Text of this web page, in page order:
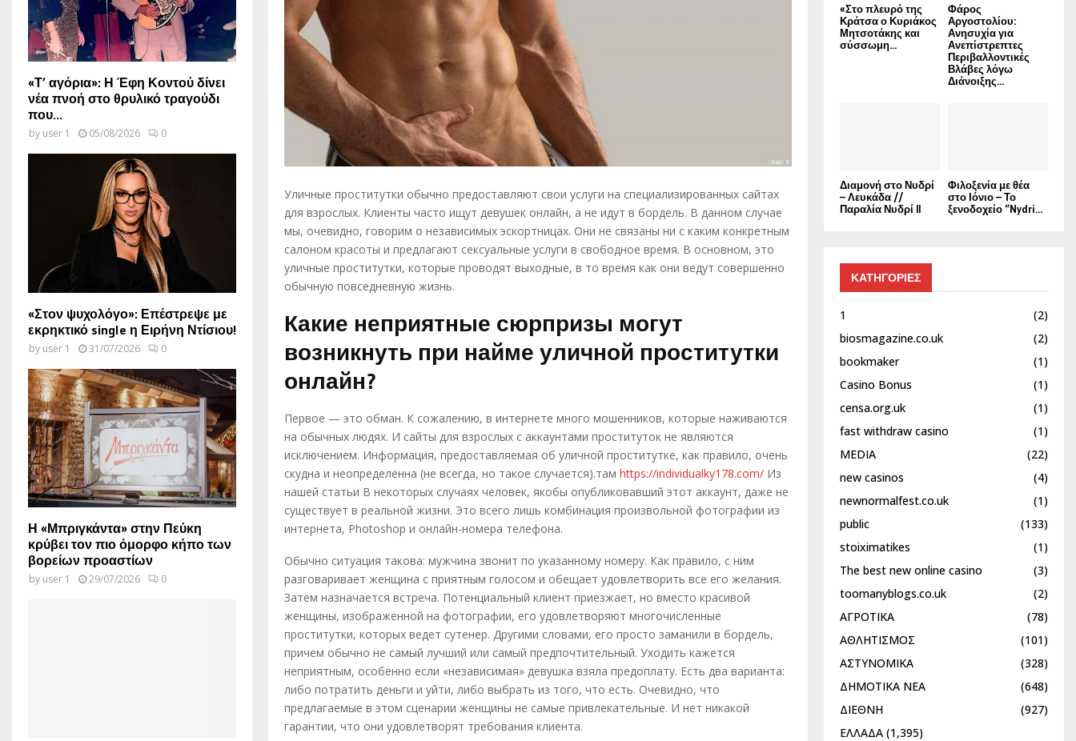
Уличные проститутки обычно предоставляют свои услуги на специализированных сайтах
для взрослых. Клиенты часто ищут девушек онлайн, а не идут в бордель. В данном случае
мы, очевидно, говорим о независимых эскортницах. Они не связаны ни с каким конкретным
салоном красоты и предлагают сексуальные услуги в свободное время. В основном, это
уличные проститутки, которые проводят выходные, в то время как они ведут совершенно
обычную повседневную жизнь.
Какие неприятные сюрпризы могут
возникнуть при найме уличной проститутки
онлайн?
Первое — это обман. К сожалению, в интернете много мошенников, которые наживаются
на обычных людях. И сайты для взрослых с аккаунтами проституток не являются
исключением. Информация, предоставляемая об уличной проститутке, как правило, очень
скудна и неопределенна (не всегда, но такое случается).там https://individualky178.com/ Из
нашей статьи В некоторых случаях человек, якобы опубликовавший этот аккаунт, даже не
существует в реальной жизни. Это всего лишь комбинация произвольной фотографии из
интернета, Photoshop и онлайн-номера телефона.
Обычно ситуация такова: мужчина звонит по указанному номеру. Как правило, с ним
разговаривает женщина с приятным голосом и обещает удовлетворить все его желания.
Затем назначается встреча. Потенциальный клиент приезжает, но вместо красивой
женщины, изображенной на фотографии, его удовлетворяют многочисленные
проститутки, которых ведет сутенер. Другими словами, его просто заманили в бордель,
причем обычно не самый лучший или самый предпочтительный. Уходить кажется
неприятным, особенно если «независимая» девушка взяла предоплату. Есть два варианта:
либо потратить деньги и уйти, либо выбрать из того, что есть. Очевидно, что
предлагаемые в этом сценарии женщины не самые привлекательные. И нет никакой
гарантии, что они удовлетворят требования клиента.
«Τ’ αγόρια»: Η Έφη Κοντού δίνει
νέα πνοή στο θρυλικό τραγούδι
που...
by user 1 05/08/2026 0
«Στον ψυχολόγο»: Επέστρεψε με
εκρηκτικό single η Ειρήνη Ντίσιου!
by user 1 31/07/2026 0
Η «Μπριγκάντα» στην Πεύκη
κρύβει τον πιο όμορφο κήπο των
βορείων προαστίων
by user 1 29/07/2026 0
«Στο πλευρό της
Κράτσα ο Κυριάκος
Μητσοτάκης και
σύσσωμη...
Φάρος
Αργοστολίου:
Ανησυχία για
Ανεπίστρεπτες
Περιβαλλοντικές
Βλάβες λόγω
Διάνοιξης...
Διαμονή στο Νυδρί
– Λευκάδα //
Παραλία Νυδρί II
Φιλοξενία με θέα
στο Ιόνιο – Το
ξενοδοχείο “Nydri...
ΚΑΤΗΓΟΡΙΕΣ
1
(2)
biosmagazine.co.uk
(2)
bookmaker
(1)
Casino Bonus
(1)
censa.org.uk
(1)
fast withdraw casino
(1)
MEDIA
(22)
new casinos
(4)
newnormalfest.co.uk
(1)
public
(133)
stoiximatikes
(1)
The best new online casino
(3)
toomanyblogs.co.uk
(2)
ΑΓΡΟΤΙΚΑ
(78)
ΑΘΛΗΤΙΣΜΟΣ
(101)
ΑΣΤΥΝΟΜΙΚΑ
(328)
ΔΗΜΟΤΙΚΑ ΝΕΑ
(648)
ΔΙΕΘΝΗ
(927)
ΕΛΛΑΔΑ (1,395)